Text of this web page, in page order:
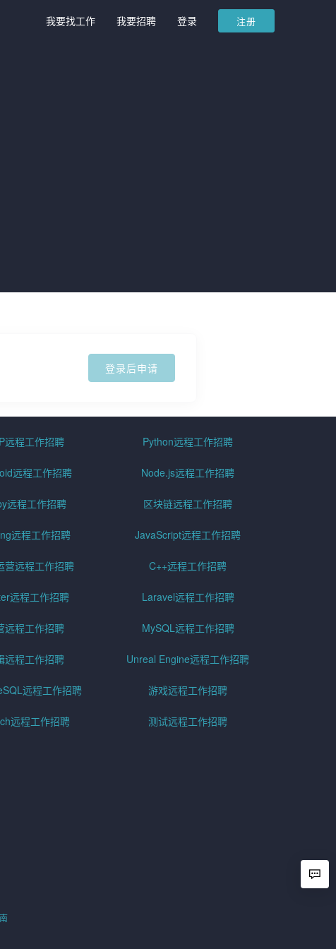
我要找工作 我要招聘 登录 注册
登录后申请
远程工作招聘 Python远程工作招聘
远程工作招聘 Node.js远程工作招聘
远程工作招聘 区块链远程工作招聘
远程工作招聘 JavaScript远程工作招聘
营远程工作招聘 C++远程工作招聘
远程工作招聘 Laravel远程工作招聘
远程工作招聘 MySQL远程工作招聘
远程工作招聘 Unreal Engine远程工作招聘
远程工作招聘 游戏远程工作招聘
远程工作招聘 测试远程工作招聘